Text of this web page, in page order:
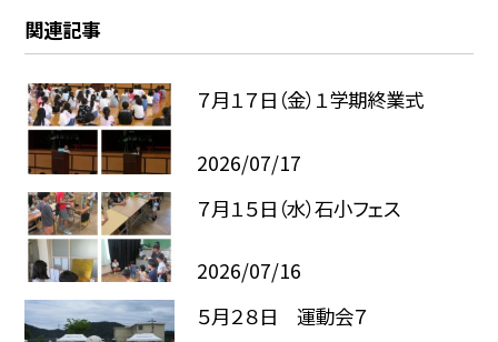
関連記事
７月１７日（金）１学期終業式
2026/07/17
７月１５日（水）石小フェス
2026/07/16
５月２８日 運動会７